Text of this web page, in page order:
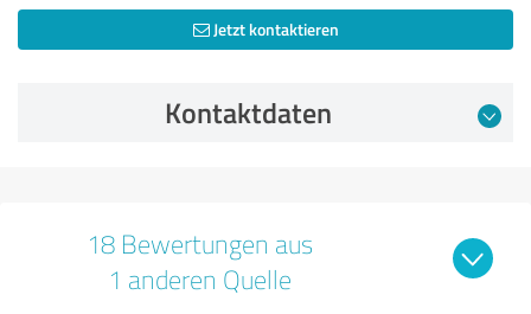
Jetzt kontaktieren
Kontaktdaten
18 Bewertungen aus
1 anderen Quelle